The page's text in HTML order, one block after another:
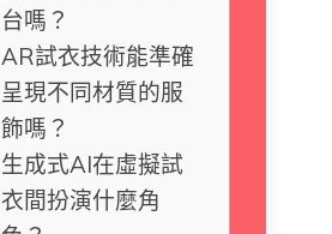
台嗎？
AR試衣技術能準確
呈現不同材質的服
飾嗎？
生成式AI在虛擬試
衣間扮演什麼角